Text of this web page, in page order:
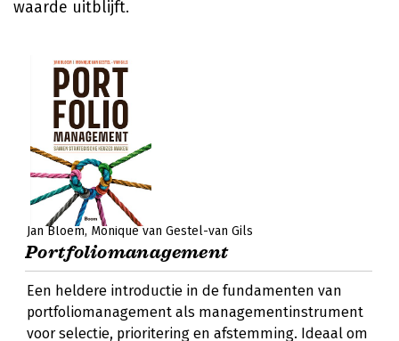
waarde uitblijft.
Jan Bloem Monique van Gestel-van Gils
Portfoliomanagement
Een heldere introductie in de fundamenten van
portfoliomanagement als managementinstrument
voor selectie, prioritering en afstemming. Ideaal om